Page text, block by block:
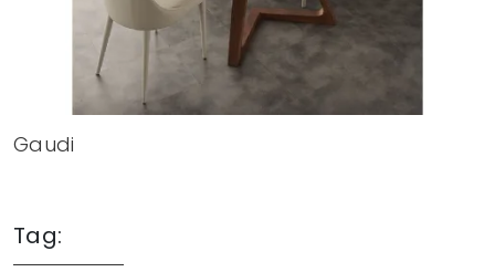
Gaudi
Tag: